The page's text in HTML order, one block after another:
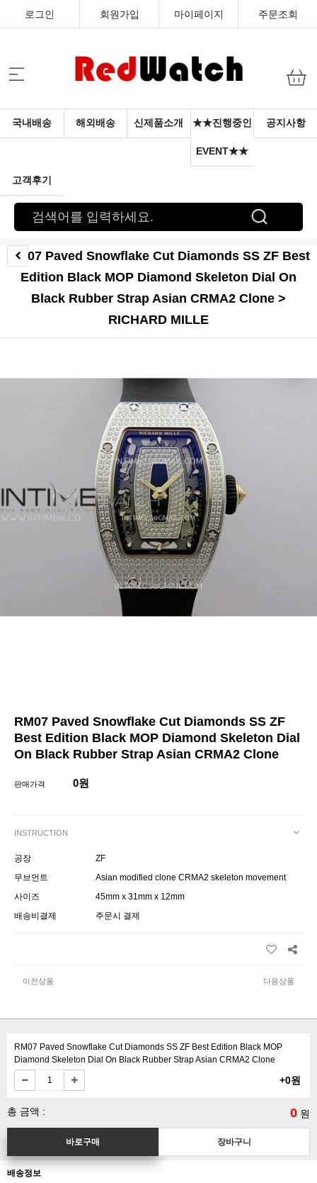
로그인 회원가입 마이페이지 주문조회
국내배송 해외배송 신제품소개 ★★진행중인
EVENT★★
공지사항
고객후기
RM07 Paved Snowflake Cut Diamonds SS ZF Best
Edition Black MOP Diamond Skeleton Dial On
Black Rubber Strap Asian CRMA2 Clone >
RICHARD MILLE
RM07 Paved Snowflake Cut Diamonds SS ZF
Best Edition Black MOP Diamond Skeleton Dial
On Black Rubber Strap Asian CRMA2 Clone
판매가격 0원
INSTRUCTION
공장
ZF
무브먼트
Asian modified clone CRMA2 skeleton movement
사이즈
45mm x 31mm x 12mm
배송비결제
주문시 결제
이전상품 다음상품
RM07 Paved Snowflake Cut Diamonds SS ZF Best Edition Black MOP
Diamond Skeleton Dial On Black Rubber Strap Asian CRMA2 Clone
+0원
총 금액 : 0 원
배송정보